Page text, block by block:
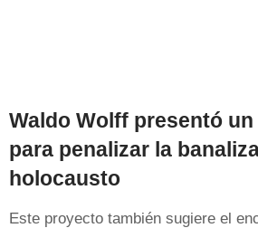
Waldo Wolff presentó
para penalizar la
holocausto
Este proyecto también sugiere el